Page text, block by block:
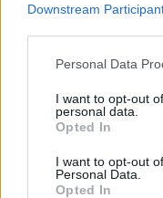
Downstream
Personal Data
I want to opt-out
personal data.
Opted In
I want to opt-out
Personal Data.
Opted In
Απόψεις
Πολιτιστική
20.05.26